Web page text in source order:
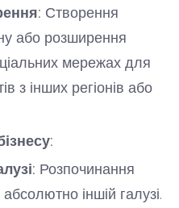
Створення
або розширення
мережах для
з інших регіонів або
Розпочинання
іншій галузі.